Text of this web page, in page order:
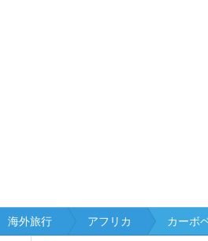
海外旅行 アフリカ カーボ